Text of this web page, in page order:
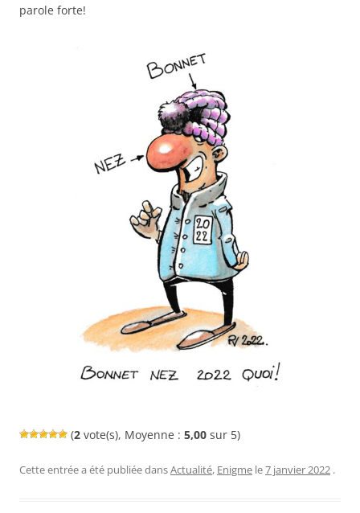
parole forte!
(2 vote(s), Moyenne : 5,00 sur 5)
Cette entrée a été publiée dansActualité, Enigme le7 janvier 2022 .